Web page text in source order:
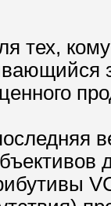
тех,